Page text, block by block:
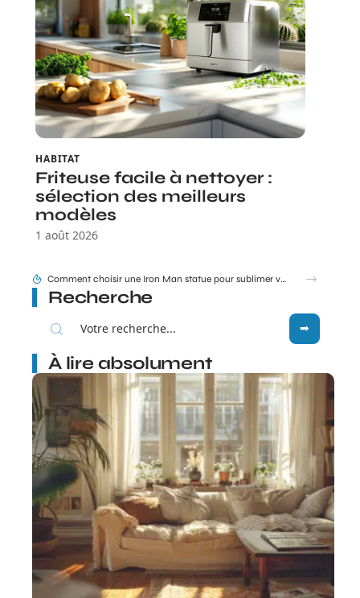
HABITAT
Friteuse facile à nettoyer :
sélection des meilleurs
modèles
1 août 2026
Tram E et F Bordeaux plan en un coup d’œil pour les nouveaux arrivants
Recherche
À lire absolument